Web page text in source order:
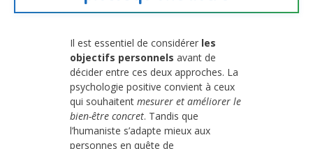
Il est essentiel de considérer les
objectifs personnels avant de
décider entre ces deux approches. La
psychologie positive convient à ceux
qui souhaitent mesurer et améliorer le
bien-être concret. Tandis que
l’humaniste s’adapte mieux aux
personnes en quête de